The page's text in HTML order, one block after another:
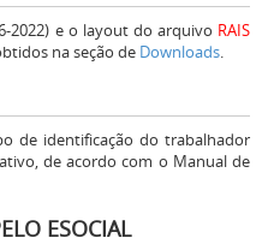
2022) e o layout do arquivo RAIS
na seção de Downloads.
de identificação do trabalhador
de acordo com o Manual de
ESOCIAL